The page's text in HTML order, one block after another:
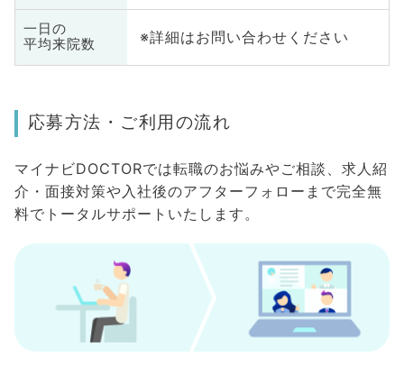
一日の
平均来院数
※詳細はお問い合わせください
応募方法・ご利用の流れ
マイナビDOCTORでは転職のお悩みやご相談、求人紹
介・面接対策や入社後のアフターフォローまで完全無
料でトータルサポートいたします。